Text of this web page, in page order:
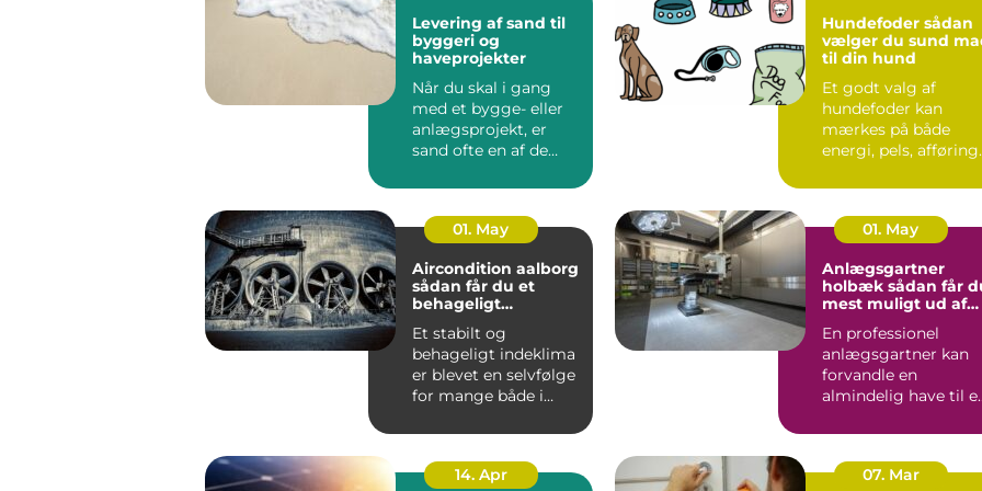
Levering af sand til
byggeri og
haveprojekter
Når du skal i gang
med et bygge- eller
anlægsprojekt, er
sand ofte en af de
Uan...
Hundefoder sådan
vælger du sund
til din hund
Et godt valg af
hundefoder kan
mærkes på både
energi, pels, afføring
hundeejere ople...
01. May
Aircondition aalborg
sådan får du et
behageligt
Et stabilt og
behageligt indeklima
er blevet en selvfølge
for mange både i
kontorer, ...
01. May
Anlægsgartner
holbæk sådan får du
mest muligt ud af
En professionel
anlægsgartner kan
forvandle en
almindelig have til
uderum, der både...
14. Apr
07. Mar